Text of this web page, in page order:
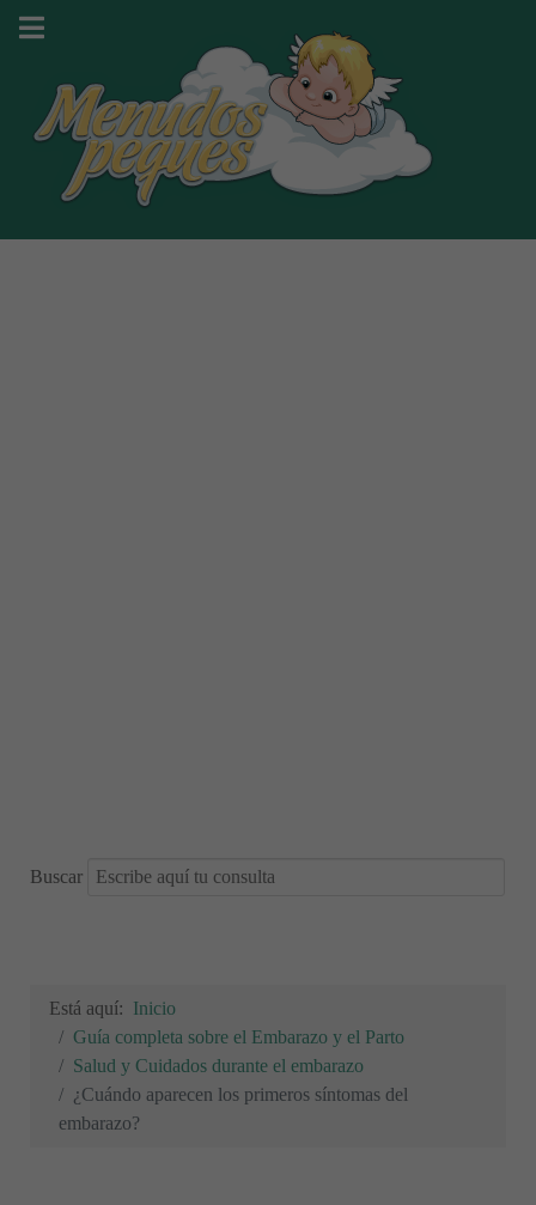
Buscar
Está aquí: Inicio
Guía completa sobre el Embarazo y el Parto
Salud y Cuidados durante el embarazo
¿Cuándo aparecen los primeros síntomas del
embarazo?